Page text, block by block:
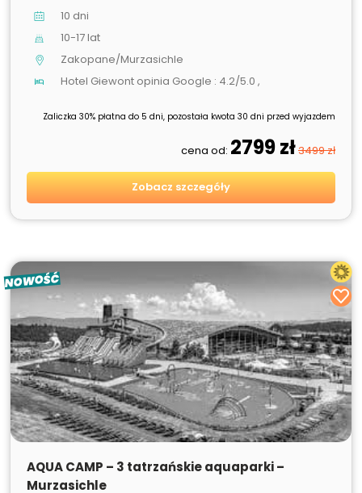
10 dni
10-17 lat
Zakopane/Murzasichle
Hotel Giewont opinia Google : 4.2/5.0 ,
Zaliczka 30% płatna do 5 dni, pozostała kwota 30 dni przed wyjazdem
cena od: 2799 zł3499 zł
Zobacz szczegóły
NOWOŚĆ
SPRZEDANE
AQUA CAMP – 3 tatrzańskie aquaparki –
Murzasichle